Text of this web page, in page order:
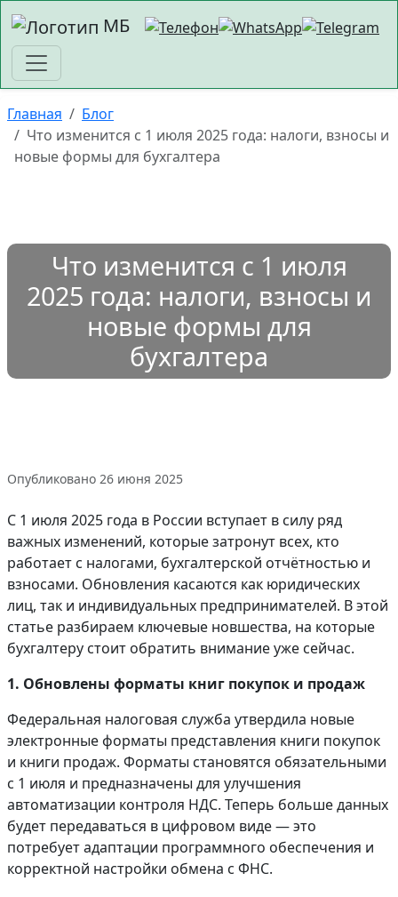
МБ
Главная
Блог
Что изменится с 1 июля 2025 года: налоги, взносы и
новые формы для бухгалтера
Что изменится с 1 июля
2025 года: налоги, взносы и
новые формы для
бухгалтера
Опубликовано 26 июня 2025
С 1 июля 2025 года в России вступает в силу ряд
важных изменений, которые затронут всех, кто
работает с налогами, бухгалтерской отчётностью и
взносами. Обновления касаются как юридических
лиц, так и индивидуальных предпринимателей. В этой
статье разбираем ключевые новшества, на которые
бухгалтеру стоит обратить внимание уже сейчас.
1. Обновлены форматы книг покупок и продаж
Федеральная налоговая служба утвердила новые
электронные форматы представления книги покупок
и книги продаж. Форматы становятся обязательными
с 1 июля и предназначены для улучшения
автоматизации контроля НДС. Теперь больше данных
будет передаваться в цифровом виде — это
потребует адаптации программного обеспечения и
корректной настройки обмена с ФНС.